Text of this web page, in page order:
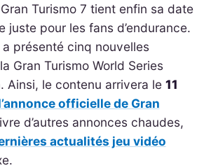
Turismo 7 tient enfin sa date
juste pour les fans d’endurance.
présenté cinq nouvelles
Gran Turismo World Series
Ainsi, le contenu arrivera le 11
officielle de Gran
d’autres annonces chaudes,
actualités jeu vidéo